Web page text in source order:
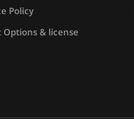
Policy
& license